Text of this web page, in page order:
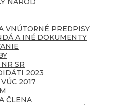
NÁROD
VNÚTORNÉ PREDPISY
A INÉ DOKUMENTY
SR
2023
2017
ČLENA